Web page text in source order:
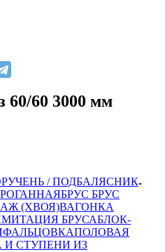
60/60 3000 мм
/ ПОДБАЛЯСНИК
БРУС БРУС
(ХВОЯ)ВАГОНКА
БРУСАБЛОК-
ФАЛЬЦОВКАПОЛОВАЯ
И СТУПЕНИ ИЗ